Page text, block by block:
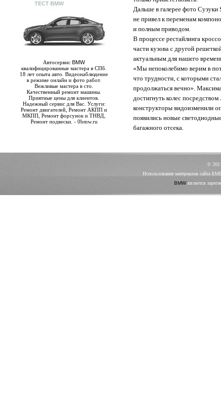
ТЕСТ BMW
АвтосервисBMW
квалифицированные мастера в СПб.
18 лет опыта авто. Видеонаблюдение
в режиме онлайн и фото работ.
Вежливые мастера в сто.
Качественный ремонт машины.
Приятные цены для клиентов.
Надежный сервис для Вас. Услуги:
Ремонт двигателей, Ремонт АКПП и
МКПП, Ремонт форсунок и ТНВД,
Ремонт подвески. - 0bmw.ru
Дальше в галерее фото Сузуки
не привел к переменам
и полным приводом.
В процессе рестайлинга
части кузова с другой
актуальным для нашего
«Мы непоколебимо верим в
что трудности, с которыми
продолжаться вечно».
достигнуть колес
конструкторы видоизменили
появились новые
багажного отсека.
©
Использование материалов сайта
BMWявляется